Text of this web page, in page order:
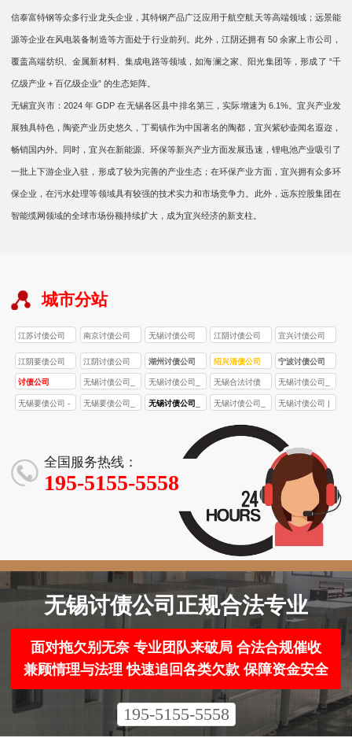
信泰富特钢等众多行业龙头企业，其特钢产品广泛应用于航空航天等高端领域；远景能
源等企业在风电装备制造等方面处于行业前列。此外，江阴还拥有 50 余家上市公司，
覆盖高端纺织、金属新材料、集成电路等领域，如海澜之家、阳光集团等，形成了 “千
亿级产业 + 百亿级企业” 的生态矩阵。
无锡宜兴市：2024 年 GDP 在无锡各区县中排名第三，实际增速为 6.1%。宜兴产业发
展独具特色，陶瓷产业历史悠久，丁蜀镇作为中国著名的陶都，宜兴紫砂壶闻名遐迩，
畅销国内外。同时，宜兴在新能源、环保等新兴产业方面发展迅速，锂电池产业吸引了
一批上下游企业入驻，形成了较为完善的产业生态；在环保产业方面，宜兴拥有众多环
保企业，在污水处理等领域具有较强的技术实力和市场竞争力。此外，远东控股集团在
智能缆网领域的全球市场份额持续扩大，成为宜兴经济的新支柱。
城市分站
江苏讨债公司 南京讨债公司 无锡讨债公司 江阴讨债公司 宜兴讨债公司
江阴要债公司 江阴讨债公司 湖州讨债公司 绍兴清债公司 宁波讨债公司
讨债公司
无锡讨债公司_
无锡合法要债_
效合规」
无锡讨债公司_
无锡合法要债_
95%+【本地正
无锡合法讨债
公司_个人 / 企
锡债务追讨高
无锡讨债公司_
合法专业追债
程款催收机构
无锡要债公司 -
本地团队」
无锡要债公司_
力回款】
无锡讨债公司_
债务催收机构
95%+」
无锡讨债公司_
公司_本地 10
无锡讨债公司 |
机构 | 无锡债务
追讨服务 - 高效
全国服务热线：
195-5155-5558
无锡讨债公司正规合法专业
面对拖欠别无奈 专业团队来破局 合法合规催收
兼顾情理与法理 快速追回各类欠款 保障资金安全
195-5155-5558